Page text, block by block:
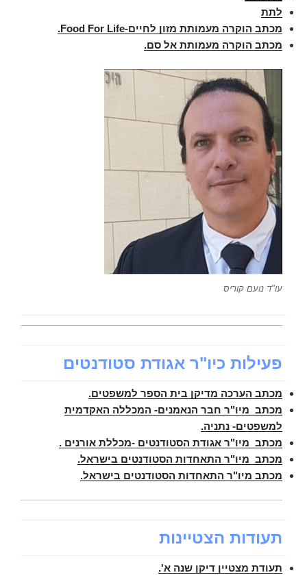
לתת
מכתב הוקרה מעמותת מזון לחיים-Food For Life
.
מכתב הוקרה מעמותת אל סם.
עו"ד נועם קוריס
פעילות כיו"ר אגודת סטודנטים
מכתב הערכה מדיקן בית הספר למשפטים.
מכתב מיו"ר חבר הנאמנים- המכללה האקדמית
למשפטים- נתניה.
מכתב מיו"ר אגודת הסטודנטים -מכללת אורנים .
מכתב מיו"ר התאחדות הסטודנטים בישראל.
מכתב מיו"ר התאחדות הסטודנטים בישראל.
תעודות הצטיינות
תעודת מצטיין דיקן שנה א'.